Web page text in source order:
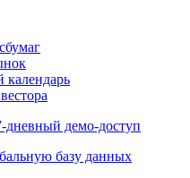
дневный демо-доступ
базу данных